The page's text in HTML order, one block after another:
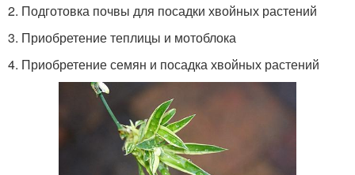
2. Подготовка почвы для посадки хвойных растений
3. Приобретение теплицы и мотоблока
4. Приобретение семян и посадка хвойных растений